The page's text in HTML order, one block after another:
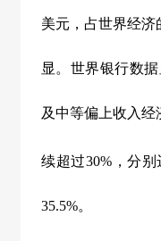
美元，占世界经济
显。世界银行数据
及中等偏上收入经
续超过30%，分别
35.5%。